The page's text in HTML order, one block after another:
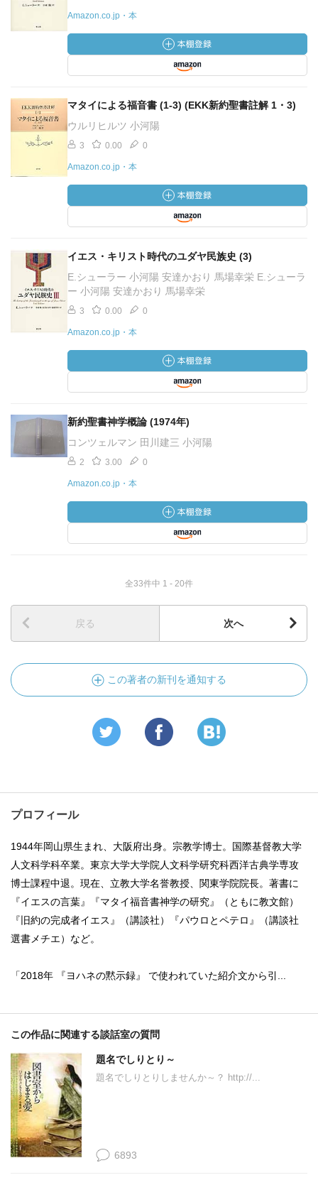
Amazon.co.jp・本
マタイによる福音書 (1-3) (EKK新約聖書註解 1・3)
ウルリヒルツ 小河陽
3 0.00 0
Amazon.co.jp・本
イエス・キリスト時代のユダヤ民族史 (3)
E.シューラー 小河陽 安達かおり 馬場幸栄 E.シューラ
ー 小河陽 安達かおり 馬場幸栄
3 0.00 0
Amazon.co.jp・本
新約聖書神学概論 (1974年)
コンツェルマン 田川建三 小河陽
2 3.00 0
Amazon.co.jp・本
全33件中 1 - 20件
戻る 次へ
この著者の新刊を通知する
プロフィール
1944年岡山県生まれ、大阪府出身。宗教学博士。国際基督教大学
人文科学科卒業。東京大学大学院人文科学研究科西洋古典学専攻
博士課程中退。現在、立教大学名誉教授、関東学院院長。著書に
『イエスの言葉』『マタイ福音書神学の研究』（ともに教文館）
『旧約の完成者イエス』（講談社）『パウロとペテロ』（講談社
選書メチエ）など。
「2018年 『ヨハネの黙示録』 で使われていた紹介文から引...
この作品に関連する談話室の質問
題名でしりとり～
題名でしりとりしませんか～？ http://...
6893